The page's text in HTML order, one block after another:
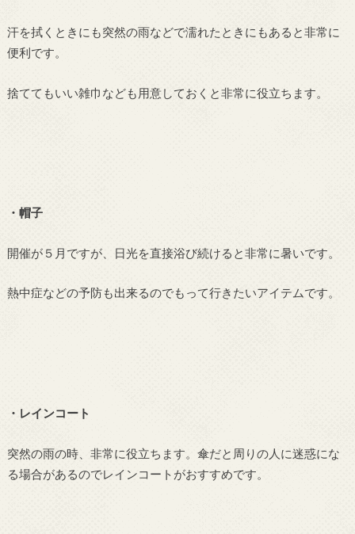
汗を拭くときにも突然の雨などで濡れたときにもあると非常に
便利です。
捨ててもいい雑巾なども用意しておくと非常に役立ちます。
・帽子
開催が５月ですが、日光を直接浴び続けると非常に暑いです。
熱中症などの予防も出来るのでもって行きたいアイテムです。
・レインコート
突然の雨の時、非常に役立ちます。傘だと周りの人に迷惑にな
る場合があるのでレインコートがおすすめです。